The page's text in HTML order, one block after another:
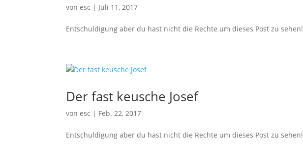
vonesc | Juli 11, 2017
Entschuldigung aber du hast nicht die Rechte um dieses Post zu sehen!
Der fast keusche Josef
vonesc | Feb. 22, 2017
Entschuldigung aber du hast nicht die Rechte um dieses Post zu sehen!